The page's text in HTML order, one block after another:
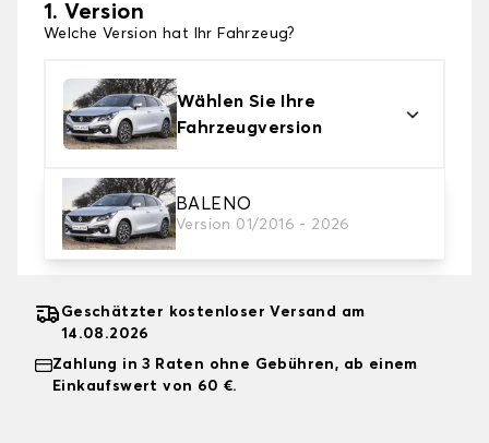
1. Version
Welche Version hat Ihr Fahrzeug?
Wählen Sie Ihre
Fahrzeugversion
BALENO
Version 01/2016 - 2026
2. Schutzniveau
Wählen Sie die passende Abdeckplane für Ihre
Bedürfnisse aus
Geschätzter kostenloser Versand am
14.08.2026
Zahlung in 3 Raten ohne Gebühren, ab einem
Einkaufswert von 60 €.